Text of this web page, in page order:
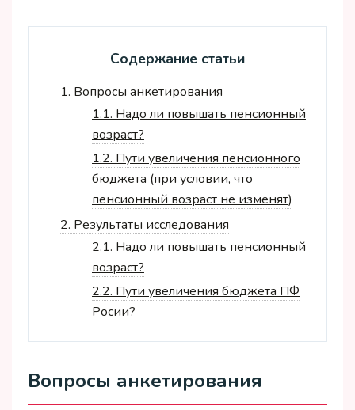
Содержание статьи
1. Вопросы анкетирования
1.1. Надо ли повышать пенсионный
возраст?
1.2. Пути увеличения пенсионного
бюджета (при условии, что
пенсионный возраст не изменят)
2. Результаты исследования
2.1. Надо ли повышать пенсионный
возраст?
2.2. Пути увеличения бюджета ПФ
Росии?
Вопросы анкетирования